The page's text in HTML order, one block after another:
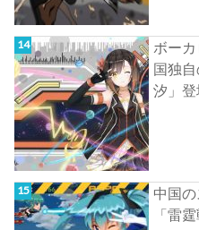
ボー
国独
汐」登
中国
「雷